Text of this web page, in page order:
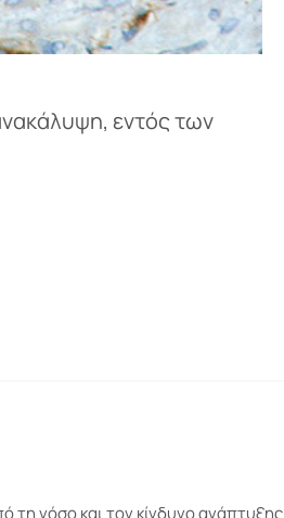
εντός των
τη νόσο και τον κίνδυνο ανάπτυξης